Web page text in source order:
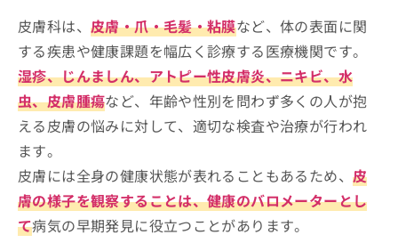
そもそも皮膚科治療って何？診療可能な皮膚ト
ラブル
東京都中央区で評判の皮膚科クリニッ
クおすすめ5選
日本橋浜町駅前皮ふ科
東京八丁堀皮膚科・形成外科
小伝馬町駅前皮膚科
皮膚科は、 皮膚・爪・毛髪・粘膜など、体の表面に関
する疾患や健康課題を幅広く診療する医療機関です。
湿疹、じんましん、アトピー性皮膚炎、ニキビ、水
虫、皮膚腫瘍など、年齢や性別を問わず多くの人が抱
える皮膚の悩みに対して、適切な検査や治療が行われ
ます。
皮膚には全身の健康状態が表れることもあるため、 皮
膚の様子を観察することは、健康のバロメーターとし
て病気の早期発見に役立つことがあります。
ち
掲
載
情
報
の
修
正
は
こ
ち
料
情
報
拡
充
の
お
申
し
込
み
は
こ